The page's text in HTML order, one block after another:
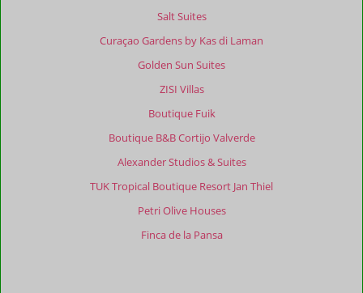
Salt Suites
Curaçao Gardens by Kas di Laman
Golden Sun Suites
ZISI Villas
Boutique Fuik
Boutique B&B Cortijo Valverde
Alexander Studios & Suites
TUK Tropical Boutique Resort Jan Thiel
Petri Olive Houses
Finca de la Pansa